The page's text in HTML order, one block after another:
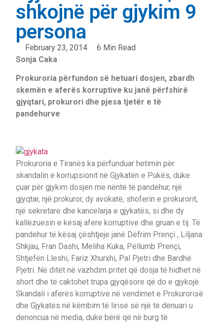
shkojnë për gjykim 9
persona
February 23, 2014
6 Min Read
Sonja Caka
Prokuroria përfundon së hetuari dosjen, zbardh
skemën e aferës korruptive ku janë përfshirë
gjyqtari, prokurori dhe pjesa tjetër e të
pandehurve
Prokuroria e Tiranës ka përfunduar hetimin për
skandalin e korrupsionit në Gjykatën e Pukës, duke
çuar për gjykim dosjen me nëntë të pandehur, një
gjyqtar, një prokuror, dy avokatë, shoferin e prokurorit,
një sekretare dhe kancelarja e gjykatës, si dhe dy
kallëzuesin e kësaj afere korruptive dhe gruan e tij. Të
pandehur të kësaj çështjeje janë Dëfrim Prençi , Liljana
Shkjau, Fran Dashi, Meliha Kuka, Pëllumb Prençi,
Shtjefën Lleshi, Fariz Xhurxhi, Pal Pjetri dhe Bardhë
Pjetri. Në ditët në vazhdim pritet që dosja të hidhet në
short dhe të caktohet trupa gjyqësore që do e gjykojë.
Skandali i aferës korruptive në vendimet e Prokurorisë
dhe Gjykatës në këmbim të lirisë së një të dënuari u
denoncua në media, duke bërë që në burg të